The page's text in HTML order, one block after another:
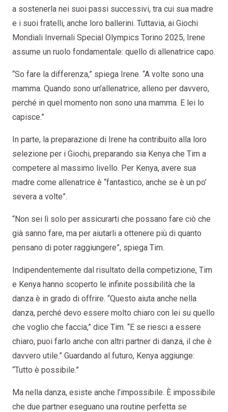
a sostenerla nei suoi passi successivi, tra cui sua madre
e i suoi fratelli, anche loro ballerini. Tuttavia, ai Giochi
Mondiali Invernali Special Olympics Torino 2025, Irene
assume un ruolo fondamentale: quello di allenatrice capo.
“So fare la differenza,” spiega Irene. “A volte sono una
mamma. Quando sono un’allenatrice, alleno per davvero,
perché in quel momento non sono una mamma. E lei lo
capisce.”
In parte, la preparazione di Irene ha contribuito alla loro
selezione per i Giochi, preparando sia Kenya che Tim a
competere al massimo livello. Per Kenya, avere sua
madre come allenatrice è “fantastico, anche se è un po’
severa a volte”.
“Non sei lì solo per assicurarti che possano fare ciò che
già sanno fare, ma per aiutarli a ottenere più di quanto
pensano di poter raggiungere”, spiega Tim.
Indipendentemente dal risultato della competizione, Tim
e Kenya hanno scoperto le infinite possibilità che la
danza è in grado di offrire. “Questo aiuta anche nella
danza, perché devo essere molto chiaro con lei su quello
che voglio che faccia,” dice Tim. “E se riesci a essere
chiaro, puoi farlo anche con altri partner di danza, il che è
davvero utile.” Guardando al futuro, Kenya aggiunge:
“Tutto è possibile.”
Ma nella danza, esiste anche l’impossibile. È impossibile
che due partner eseguano una routine perfetta se